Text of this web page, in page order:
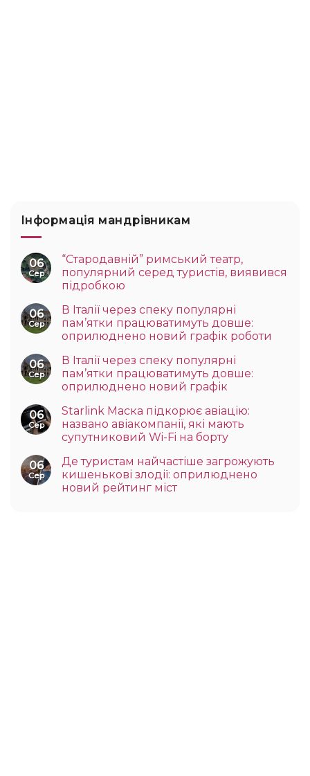
Інформація мандрівникам
06
Сер
“Стародавній” римський театр,
популярний серед туристів, виявився
підробкою
06
Сер
В Італії через спеку популярні
пам’ятки працюватимуть довше:
оприлюднено новий графік роботи
06
Сер
В Італії через спеку популярні
пам’ятки працюватимуть довше:
оприлюднено новий графік
06
Сер
Starlink Маска підкорює авіацію:
названо авіакомпанії, які мають
супутниковий Wi-Fi на борту
06
Сер
Де туристам найчастіше загрожують
кишенькові злодії: оприлюднено
новий рейтинг міст